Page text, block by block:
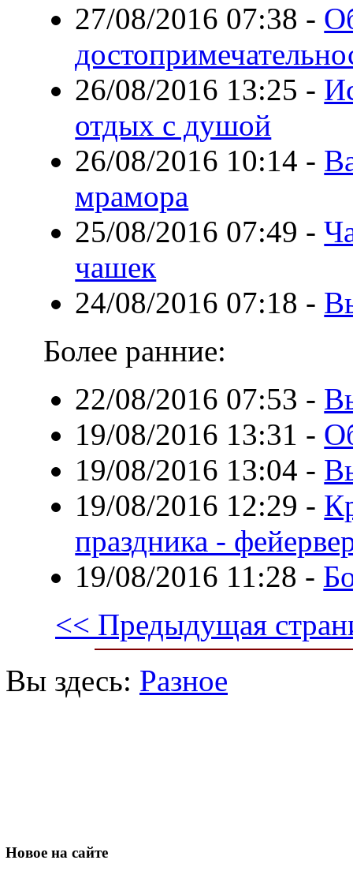
27/08/2016 07:38 -
26/08/2016 13:25 -
отдых с душой
26/08/2016 10:14 -
мрамора
25/08/2016 07:49 -
чашек
24/08/2016 07:18 -
Более ранние:
22/08/2016 07:53 -
19/08/2016 13:31 -
19/08/2016 13:04 -
19/08/2016 12:29 -
праздника -
19/08/2016 11:28 -
<< Предыдущая
Вы здесь: Разное
Новое на сайте